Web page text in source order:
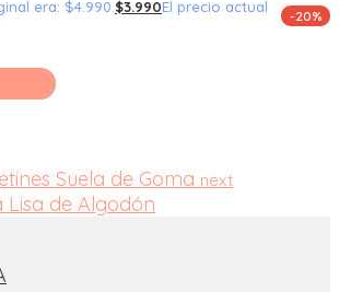
era: $4.990. $3.990El precio actual
-20%
Suela de Goma next
Lisa de Algodón